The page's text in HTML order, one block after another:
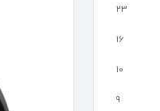
23
16
10
9